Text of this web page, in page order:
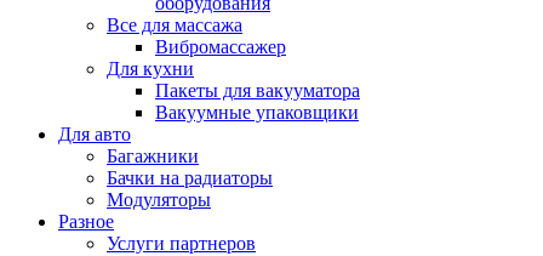
Все для массажа
Вибромассажер
Для кухни
Пакеты для вакууматора
Вакуумные упаковщики
Для авто
Багажники
Бачки на радиаторы
Модуляторы
Разное
Услуги партнеров